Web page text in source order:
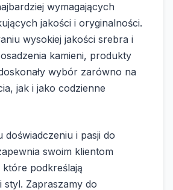
wymagających
jakości i oryginalności.
wysokiej jakości srebra i
kamieni, produkty
wybór zarówno na
jak i jako codzienne
doświadczeniu i pasji do
swoim klientom
podkreślają
styl. Zapraszamy do